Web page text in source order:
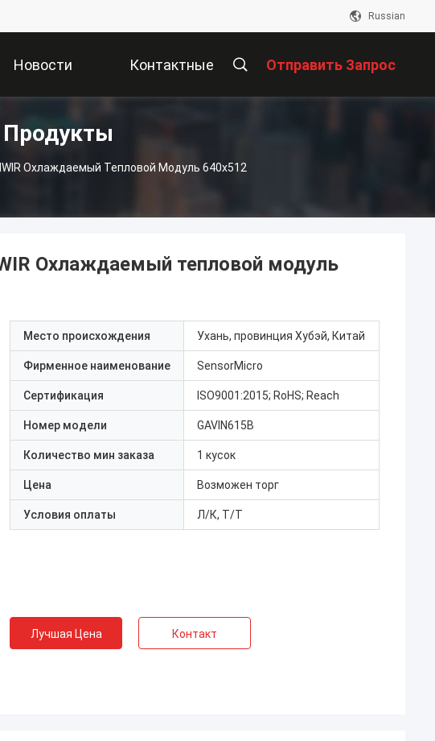
Russian
Новости Контактные Отправить Запрос
Охлаждаемый Тепловой Модуль 640x512
Охлаждаемый тепловой модуль
Место происхождения Ухань, провинция Хубэй, Китай
Фирменное наименование SensorMicro
Сертификация ISO9001:2015; RoHS; Reach
Номер модели GAVIN615B
Количество мин заказа 1 кусок
Цена Возможен торг
Условия оплаты Л/К, Т/Т
Лучшая Цена Контакт